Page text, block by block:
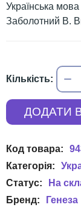
Українська
Заболотний В.
Генеза